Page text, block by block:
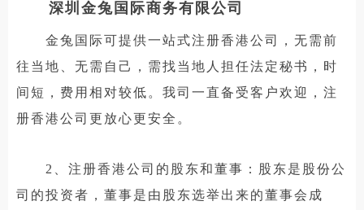
深圳金兔国际商务有限公司
金兔国际可提供一站式注册香港公司，无需前
往当地、无需自己，需找当地人担任法定秘书，时
间短，费用相对较低。我司一直备受客户欢迎，注
册香港公司更放心更安全。
2、注册香港公司的股东和董事：股东是股份公
司的投资者，董事是由股东选举出来的董事会成